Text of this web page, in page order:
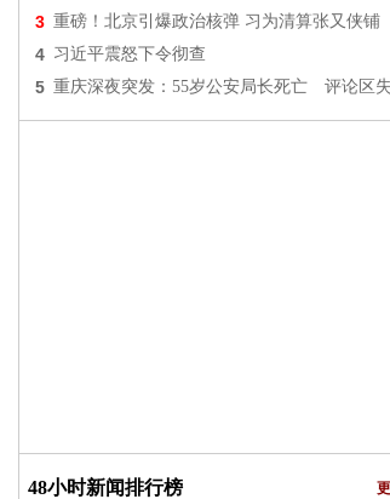
3 重磅！北京引爆政治核弹 习为清算张又侠铺
4 习近平震怒下令彻查
5 重庆深夜突发：55岁公安局长死亡 评论区失
48小时新闻排行榜